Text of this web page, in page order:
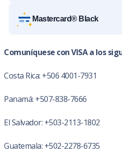
Mastercard® Black
Comuníquese con VISA a los
Costa Rica: +506 4001-7931
Panamá: +507-838-7666
El Salvador: +503-2113-1802
Guatemala: +502-2278-6735